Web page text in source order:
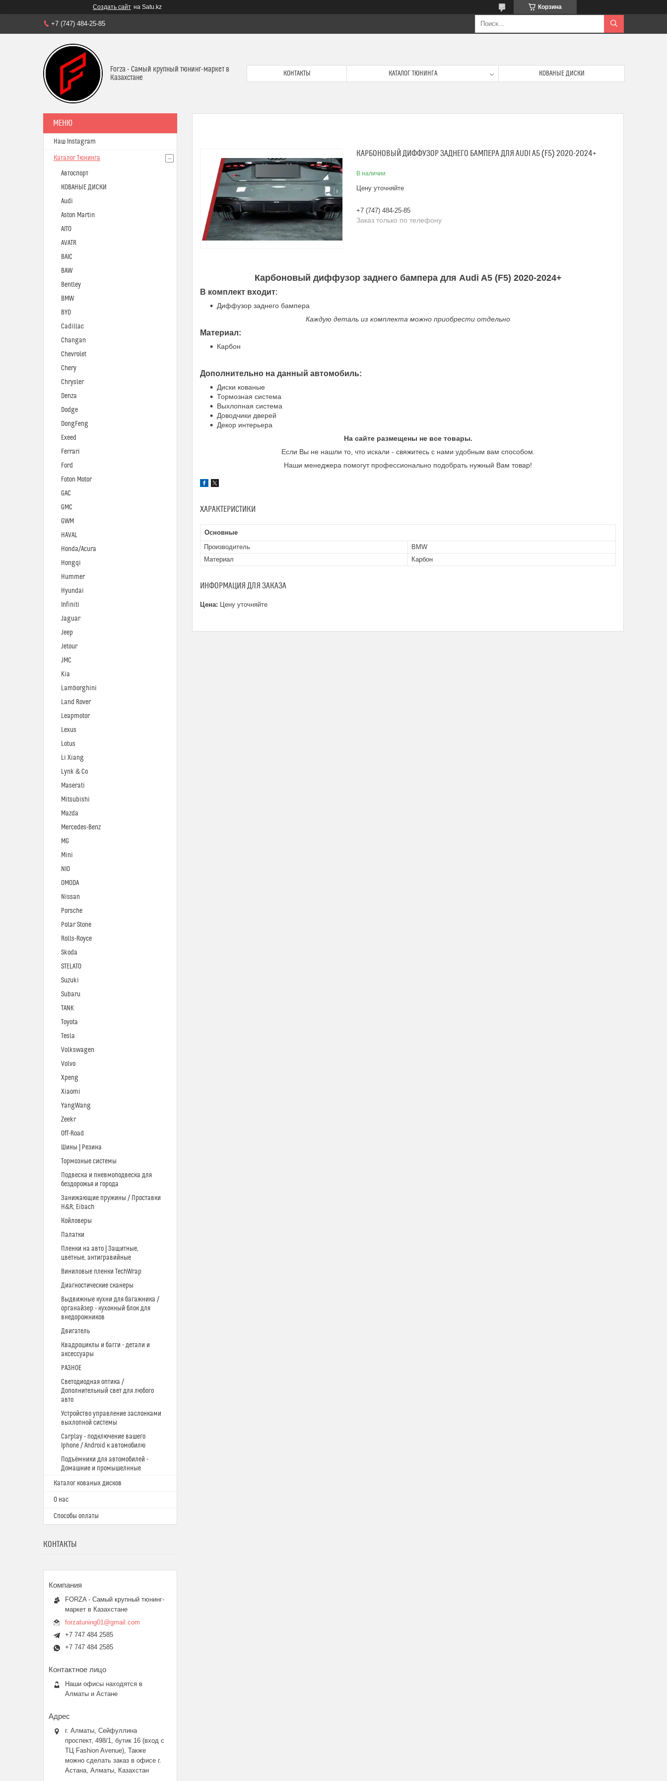
Создать сайт на Satu.kz Корзина
+7 (747) 484-25-85
Forza - Самый крупный тюнинг-маркет в
Казахстане
КОНТАКТЫ КАТАЛОГ ТЮНИНГА КОВАНЫЕ ДИСКИ
КАРБОНОВЫЙ ДИФФУЗОР ЗАДНЕГО БАМПЕРА ДЛЯ AUDI A5 (F5) 2020-2024+
В наличии
Цену уточняйте
+7 (747) 484-25-85
Заказ только по телефону
Карбоновый диффузор заднего бампера для Audi A5 (F5) 2020-2024+
В комплект входит:
Диффузор заднего бампера
Каждую деталь из комплекта можно приобрести отдельно
Материал:
Карбон
Дополнительно на данный автомобиль:
Диски кованые
Тормозная система
Выхлопная система
Доводчики дверей
Декор интерьера
На сайте размещены не все товары.
Если Вы не нашли то, что искали - свяжитесь с нами удобным вам способом.
Наши менеджера помогут профессионально подобрать нужный Вам товар!
ХАРАКТЕРИСТИКИ
Основные
Производитель
BMW
Материал
Карбон
ИНФОРМАЦИЯ ДЛЯ ЗАКАЗА
Цена: Цену уточняйте
Наш Instagram
Каталог Тюнинга
Автоспорт
КОВАНЫЕ ДИСКИ
Audi
Aston Martin
AITO
AVATR
BAIC
BAW
Bentley
BMW
BYD
Cadillac
Changan
Chevrolet
Chery
Chrysler
Denza
Dodge
DongFeng
Exeed
Ferrari
Ford
Foton Motor
GAC
GMC
GWM
HAVAL
Honda/Acura
Hongqi
Hummer
Hyundai
Infiniti
Jaguar
Jeep
Jetour
JMC
Kia
Lamborghini
Land Rover
Leapmotor
Lexus
Lotus
Li Xiang
Lynk & Co
Maserati
Mitsubishi
Mazda
Mercedes-Benz
MG
Mini
NIO
OMODA
Nissan
Porsche
Polar Stone
Rolls-Royce
Skoda
STELATO
Suzuki
Subaru
TANK
Toyota
Tesla
Volkswagen
Volvo
Xpeng
Xiaomi
YangWang
Zeekr
Off-Road
Шины | Резина
Тормозные системы
Подвеска и пневмоподвеска для
бездорожья и города
Занижающие пружины / Проставки
H&R; Eibach
Койловеры
Палатки
Пленки на авто | Защитные,
цветные, антигравийные
Виниловые пленки TechWrap
Диагностические сканеры
Выдвижные кухни для багажника /
органайзер - кухонный блок для
внедорожников
Двигатель
Квадроциклы и багги - детали и
аксессуары
РАЗНОЕ
Светодиодная оптика /
Дополнительный свет для любого
авто
Устройство управление заслонками
выхлопной системы
Carplay - подключение вашего
Iphone / Android к автомобилю
Подъёмники для автомобилей -
Домашние и промышелнные
Каталог кованых дисков
О нас
Способы оплаты
КОНТАКТЫ
FORZA - Самый крупный тюнинг-
маркет в Казахстане
forzatuning01@gmail.com
+7 747 484 2585
+7 747 484 2585
Наши офисы находятся в
Алматы и Астане
г. Алматы, Сейфуллина
проспект, 498/1, бутик 16 (вход с
ТЦ Fashion Avenue), Также
можно сделать заказ в офисе г.
Астана, Алматы, Казахстан